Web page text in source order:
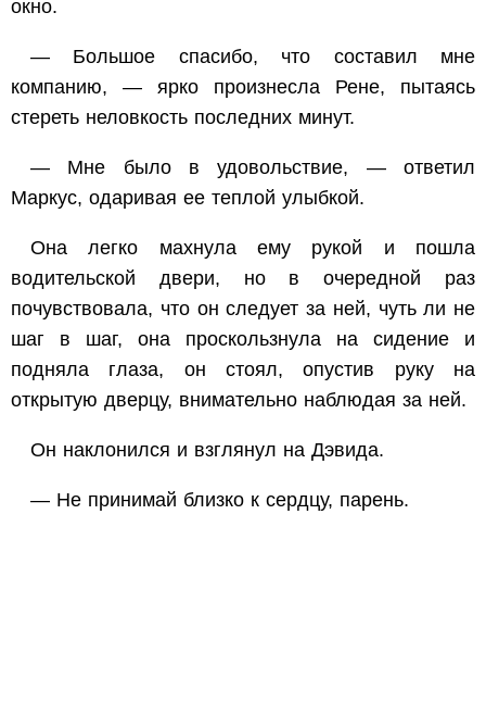
окно.
— Большое спасибо, что составил мне
компанию, — ярко произнесла Рене, пытаясь
стереть неловкость последних минут.
— Мне было в удовольствие, — ответил
Маркус, одаривая ее теплой улыбкой.
Она легко махнула ему рукой и пошла
водительской двери, но в очередной раз
почувствовала, что он следует за ней, чуть ли не
шаг в шаг, она проскользнула на сидение и
подняла глаза, он стоял, опустив руку на
открытую дверцу, внимательно наблюдая за ней.
Он наклонился и взглянул на Дэвида.
— Не принимай близко к сердцу, парень.